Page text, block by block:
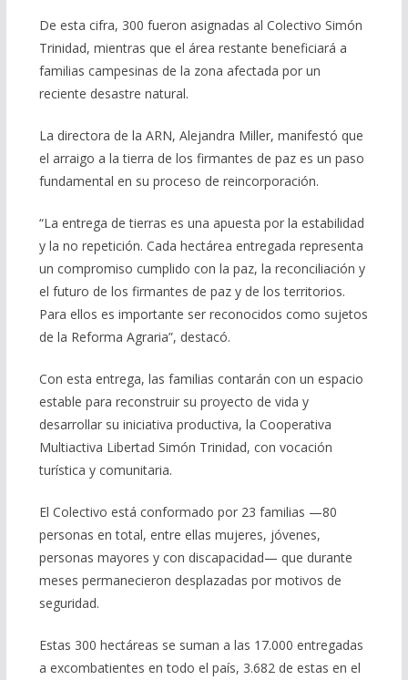
De esta cifra, 300 fueron asignadas al Colectivo Simón
Trinidad, mientras que el área restante beneficiará a
familias campesinas de la zona afectada por un
reciente desastre natural.
La directora de la ARN, Alejandra Miller, manifestó que
el arraigo a la tierra de los firmantes de paz es un paso
fundamental en su proceso de reincorporación.
“La entrega de tierras es una apuesta por la estabilidad
y la no repetición. Cada hectárea entregada representa
un compromiso cumplido con la paz, la reconciliación y
el futuro de los firmantes de paz y de los territorios.
Para ellos es importante ser reconocidos como sujetos
de la Reforma Agraria”, destacó.
Con esta entrega, las familias contarán con un espacio
estable para reconstruir su proyecto de vida y
desarrollar su iniciativa productiva, la Cooperativa
Multiactiva Libertad Simón Trinidad, con vocación
turística y comunitaria.
El Colectivo está conformado por 23 familias —80
personas en total, entre ellas mujeres, jóvenes,
personas mayores y con discapacidad— que durante
meses permanecieron desplazadas por motivos de
seguridad.
Estas 300 hectáreas se suman a las 17.000 entregadas
a excombatientes en todo el país, 3.682 de estas en el